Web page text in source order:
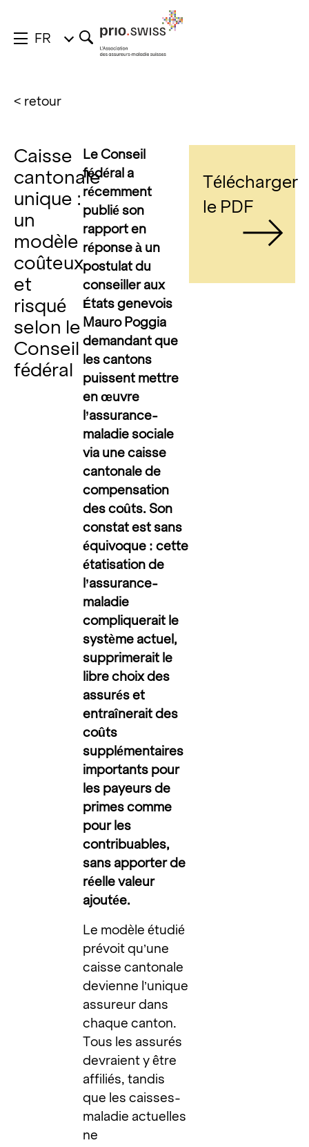
FR
< retour
Caisse
cantonale
unique :
un
modèle
coûteux
et
risqué
selon le
Conseil
fédéral
Le Conseil
fédéral a
récemment
publié son
rapport en
réponse à un
postulat du
conseiller aux
États genevois
Mauro Poggia
demandant que
les cantons
puissent mettre
en œuvre
l’assurance-
maladie sociale
via une caisse
cantonale de
compensation
des coûts. Son
constat est sans
équivoque : cette
étatisation de
l’assurance-
maladie
compliquerait le
système actuel,
supprimerait le
libre choix des
assurés et
entraînerait des
coûts
supplémentaires
importants pour
les payeurs de
primes comme
pour les
contribuables,
sans apporter de
réelle valeur
ajoutée.
Le modèle étudié
prévoit qu’une
caisse cantonale
devienne l’unique
assureur dans
chaque canton.
Tous les assurés
devraient y être
affiliés, tandis
que les caisses-
maladie actuelles
ne
Télécharger
le PDF